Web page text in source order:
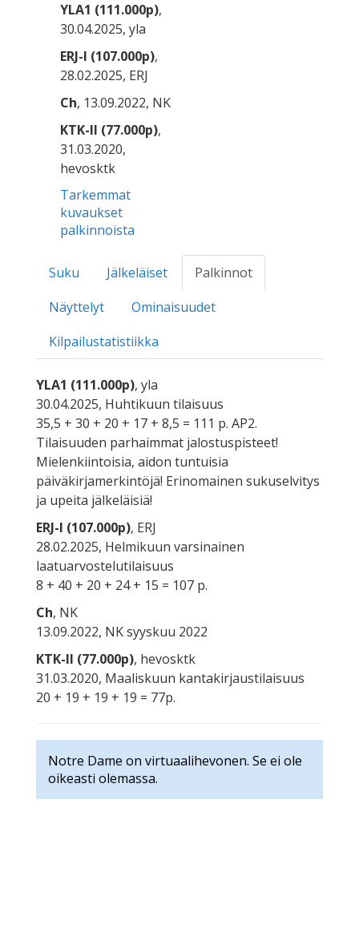
YLA1 (111.000p),
30.04.2025, yla
ERJ-I (107.000p),
28.02.2025, ERJ
Ch, 13.09.2022, NK
KTK-II (77.000p),
31.03.2020,
hevosktk
Tarkemmat
kuvaukset
palkinnoista
Suku Jälkeläiset
Palkinnot
Näyttelyt
Ominaisuudet
Kilpailustatistiikka
YLA1 (111.000p), yla
30.04.2025, Huhtikuun tilaisuus
35,5 + 30 + 20 + 17 + 8,5 = 111 p. AP2.
Tilaisuuden parhaimmat jalostuspisteet!
Mielenkiintoisia, aidon tuntuisia
päiväkirjamerkintöjä! Erinomainen sukuselvitys
ja upeita jälkeläisiä!
ERJ-I (107.000p), ERJ
28.02.2025, Helmikuun varsinainen
laatuarvostelutilaisuus
8 + 40 + 20 + 24 + 15 = 107 p.
Ch, NK
13.09.2022, NK syyskuu 2022
KTK-II (77.000p), hevosktk
31.03.2020, Maaliskuun kantakirjaustilaisuus
20 + 19 + 19 + 19 = 77p.
Notre Dame on virtuaalihevonen. Se ei ole
oikeasti olemassa.